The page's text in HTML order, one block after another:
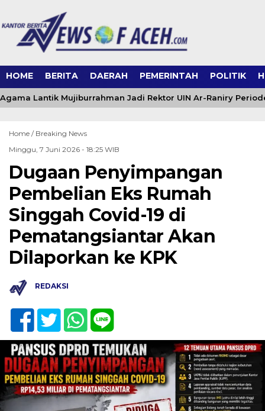
HOME BERITA DAERAH PEMERINTAH POLITIK
Lantik Mujiburrahman Jadi Rektor UIN Ar-Raniry
Home / Breaking News
Minggu, 7 Juni 2026 - 18:25 WIB
Dugaan Penyimpangan
Pembelian Eks Rumah
Singgah Covid-19 di
Pematangsiantar Akan
Dilaporkan ke KPK
REDAKSI